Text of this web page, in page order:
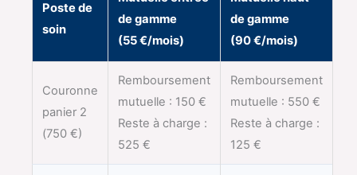
Poste de
soin
de gamme
(55 €/mois)
de gamme
(90 €/mois)
Couronne
panier 2
(750 €)
Remboursement
mutuelle : 150 €
Reste à charge :
525 €
Remboursement
mutuelle : 550 €
Reste à charge :
125 €